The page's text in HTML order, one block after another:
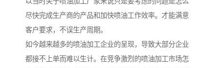
尽快完成生产商的产品和加快喷油工作效率。才能满意
客户要求，不误生产周期。
如今越来越多的喷油加工企业的呈现，导致大部分企业
都接不上单而难以生计。在竞争激烈的喷油加工市场怎